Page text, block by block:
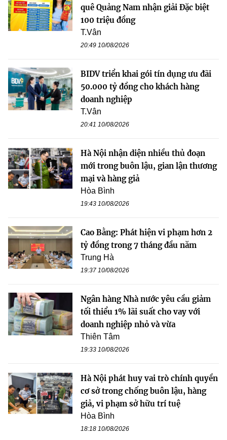
quê Quảng Nam nhận giải Đặc biệt
100 triệu đồng
T.Vân
20:49 10/08/2026
BIDV triển khai gói tín dụng ưu đãi
50.000 tỷ đồng cho khách hàng
doanh nghiệp
T.Vân
20:41 10/08/2026
Hà Nội nhận diện nhiều thủ đoạn
mới trong buôn lậu, gian lận thương
mại và hàng giả
Hòa Bình
19:43 10/08/2026
Cao Bằng: Phát hiện vi phạm hơn 2
tỷ đồng trong 7 tháng đầu năm
Trung Hà
19:37 10/08/2026
Ngân hàng Nhà nước yêu cầu giảm
tối thiểu 1% lãi suất cho vay với
doanh nghiệp nhỏ và vừa
Thiên Tâm
19:33 10/08/2026
Hà Nội phát huy vai trò chính quyền
cơ sở trong chống buôn lậu, hàng
giả, vi phạm sở hữu trí tuệ
Hòa Bình
18:18 10/08/2026